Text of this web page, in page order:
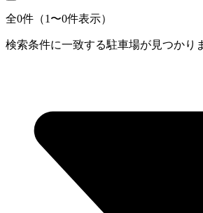
全0件（1〜0件表示）
検索条件に一致する駐車場が見つかり